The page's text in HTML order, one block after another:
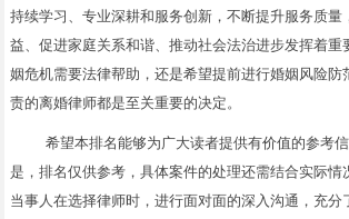
持续学习、专业深耕和服务创新，不断提升服务质量
益、促进家庭关系和谐、推动社会法治进步发挥着重
姻危机需要法律帮助，还是希望提前进行婚姻风险防
责的离婚律师都是至关重要的决定。
希望本排名能够为广大读者提供有价值的参考
是，排名仅供参考，具体案件的处理还需结合实际情
当事人在选择律师时，进行面对面的深入沟通，充分